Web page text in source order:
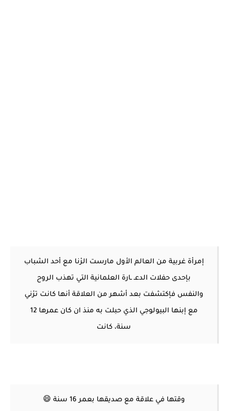
‏إمرأة غربية من العالم الأول مارست الرْنا مع أحد الشباب
بإحدى حفلات الدعـ ـارة العلمانية التي تهذب الروح
والنفس فإكتشفت بعد أشهر من العلاقة أنها كانت ترْني
مع إبنها البيولوجي الذي حبلت به منذ ان كان عمرها 12
سنة، كانت
وقتها في علاقة مع صديقها بعمر 16 سنة 😄